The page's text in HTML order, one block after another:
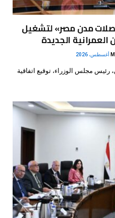
مدن مصر» لتشغيل
الجديدة
مجلس الوزراء، توقيع اتفاقية